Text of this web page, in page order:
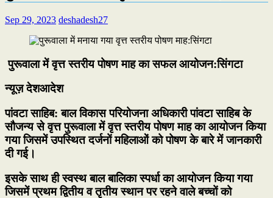
Sep 29, 2023 deshadesh27
पुरूवाला में वृत्त स्तरीय पोषण माह का सफल आयोजन:सिंगटा
न्यूज़ देशआदेश
पांवटा साहिब: बाल विकास परियोजना अधिकारी पांवटा साहिब के
सौजन्य से वृत्त पुरूवाला में वृत्त स्तरीय पोषण माह का आयोजन किया
गया जिसमें उपस्थित दर्जनों महिलाओं को पोषण के बारे में जानकारी
दी गई।
इसके साथ ही स्वस्थ बाल बालिका स्पर्धा का आयोजन किया गया
जिसमें प्रथम द्वितीय व तृतीय स्थान पर रहने वाले बच्चों को